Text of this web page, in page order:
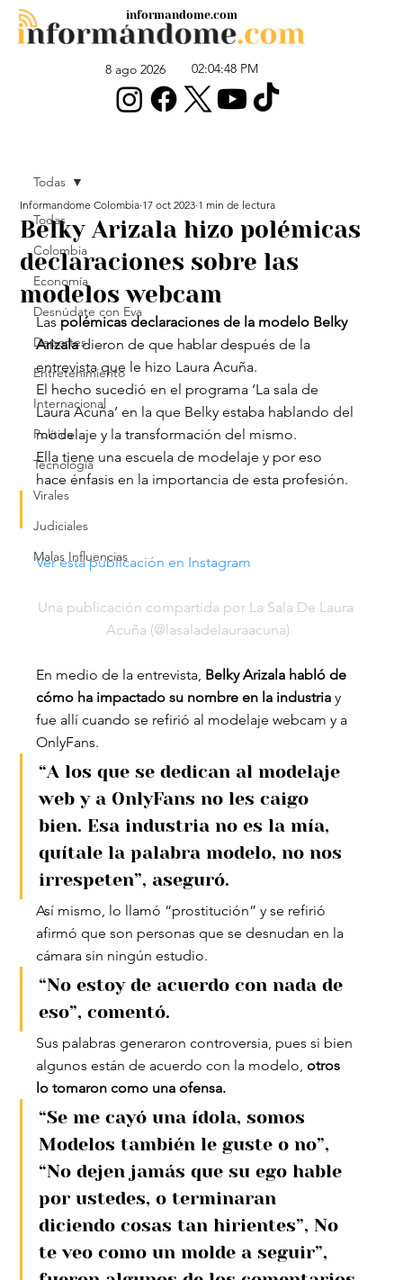
8 ago 2026 02:04:48 PM
informandome.com
Todas
Colombia
Economía
Desnúdate con Eva
Deportes
Entretenimiento
Internacional
Política
Tecnología
Virales
Judiciales
Malas Influencias
Todas
Belky Arizala hizo polémicas
declaraciones sobre las
modelos webcam
Informandome Colombia 17 oct 2023 1 min de lectura
Las polémicas declaraciones de la modelo Belky
Arizala dieron de que hablar después de la
entrevista que le hizo Laura Acuña.
El hecho sucedió en el programa ‘La sala de
Laura Acuña’ en la que Belky estaba hablando del
modelaje y la transformación del mismo.
Ella tiene una escuela de modelaje y por eso
hace énfasis en la importancia de esta profesión.
Ver esta publicación en Instagram
Una publicación compartida por La Sala De Laura
Acuña (@lasaladelauraacuna)
En medio de la entrevista, Belky Arizala habló de
cómo ha impactado su nombre en la industria y
fue allí cuando se refirió al modelaje webcam y a
OnlyFans.
“A los que se dedican al modelaje
web y a OnlyFans no les caigo
bien. Esa industria no es la mía,
quítale la palabra modelo, no nos
irrespeten”, aseguró.
Así mismo, lo llamó “prostitución” y se refirió
afirmó que son personas que se desnudan en la
cámara sin ningún estudio.
“No estoy de acuerdo con nada de
eso”, comentó.
Sus palabras generaron controversia, pues si bien
algunos están de acuerdo con la modelo, otros
lo tomaron como una ofensa.
“Se me cayó una ídola, somos
Modelos también le guste o no”,
“No dejen jamás que su ego hable
por ustedes, o terminaran
diciendo cosas tan hirientes”, No
te veo como un molde a seguir”,